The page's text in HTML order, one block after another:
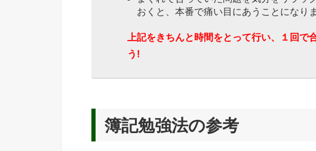
おくと、本番で痛い目にあうことになりま
上記をきちんと時間をとって行い、１回で
う!
簿記勉強法の参考